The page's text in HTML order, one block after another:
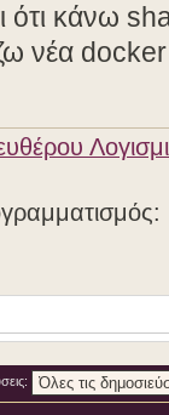
ότι κάνω
νέα